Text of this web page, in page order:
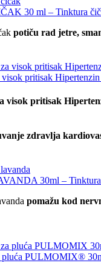
30 ml – Tinktura
potiču rad jetre,
pritisak
visok pritisak
zdravlja
30ml – Tinktura
pomažu kod
pluća PULMOMIX®